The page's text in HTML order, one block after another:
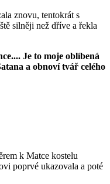
znovu, tentokrát s
silněji než dříve a řekla
Je to moje oblíbená
a obnoví tvář celého
k Matce kostelu
poprvé ukazovala a poté